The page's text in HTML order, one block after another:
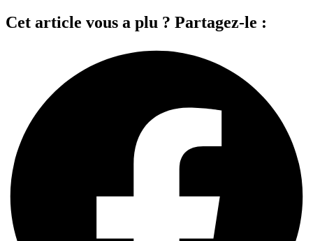
Cet article vous a plu ? Partagez-le :